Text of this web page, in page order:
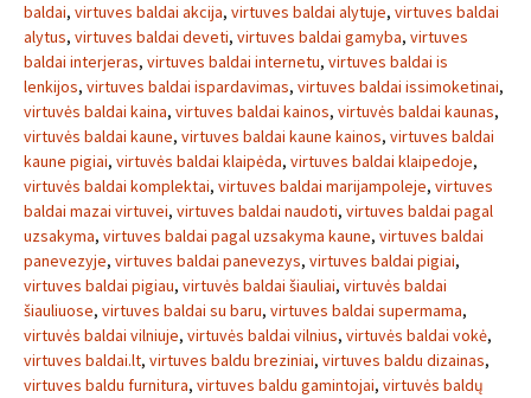
baldai, virtuves baldai akcija, virtuves baldai alytuje, virtuves baldai
alytus, virtuves baldai deveti, virtuves baldai gamyba, virtuves
baldai interjeras, virtuves baldai internetu, virtuves baldai is
lenkijos, virtuves baldai ispardavimas, virtuves baldai issimoketinai,
virtuvės baldai kaina, virtuves baldai kainos, virtuvės baldai kaunas,
virtuvės baldai kaune, virtuves baldai kaune kainos, virtuves baldai
kaune pigiai, virtuvės baldai klaipėda, virtuves baldai klaipedoje,
virtuvės baldai komplektai, virtuves baldai marijampoleje, virtuves
baldai mazai virtuvei, virtuves baldai naudoti, virtuves baldai pagal
uzsakyma, virtuves baldai pagal uzsakyma kaune, virtuves baldai
panevezyje, virtuves baldai panevezys, virtuves baldai pigiai,
virtuves baldai pigiau, virtuvės baldai šiauliai, virtuvės baldai
šiauliuose, virtuves baldai su baru, virtuves baldai supermama,
virtuvės baldai vilniuje, virtuvės baldai vilnius, virtuvės baldai vokė,
virtuves baldai.lt, virtuves baldu breziniai, virtuves baldu dizainas,
virtuves baldu furnitura, virtuves baldu gamintojai, virtuvės baldų